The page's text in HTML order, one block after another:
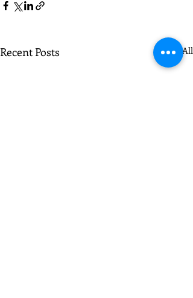
Recent Posts See All